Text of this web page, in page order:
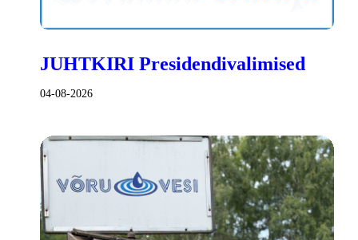
JUHTKIRI Presidendivalimised
04-08-2026